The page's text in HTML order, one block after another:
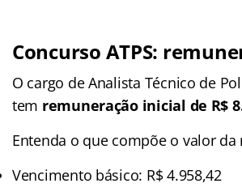
Concurso ATPS:
O cargo de Analista Técnico de
tem remuneração inicial de R$
Entenda o que compõe o valor da
Vencimento básico: R$ 4.958,42